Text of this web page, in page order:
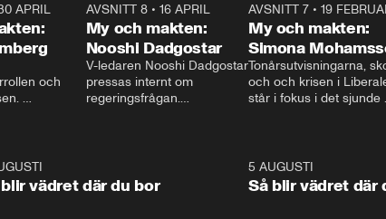
APRIL
och
AVSNITT 8• 16 APRIL
My och makten:
Nooshi Dadgostar
V-ledaren Nooshi Dadgostar
pressas internt om
regeringsfrågan.
– Vi ställer upp i val. Ska vi
vara med så sitter vi förstås
AVSNITT 7• 19
My och makten:
Simona
Tonårsutvisningarna,
och och krisen i
står i fokus i det sjunde
kommentator My
Rohwedder ställer
utbildnings- och
vädret där du bor
5 AUGUSTI
Så blir vädret där